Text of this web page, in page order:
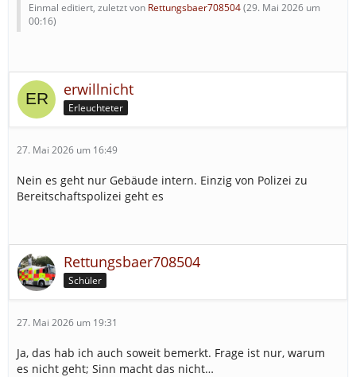
Einmal editiert, zuletzt von Rettungsbaer708504(29. Mai 2026 um
00:16)
erwillnicht
Erleuchteter
27. Mai 2026 um 16:49
Nein es geht nur Gebäude intern. Einzig von Polizei zu
Bereitschaftspolizei geht es
Rettungsbaer708504
Schüler
27. Mai 2026 um 19:31
Ja, das hab ich auch soweit bemerkt. Frage ist nur, warum
es nicht geht; Sinn macht das nicht…